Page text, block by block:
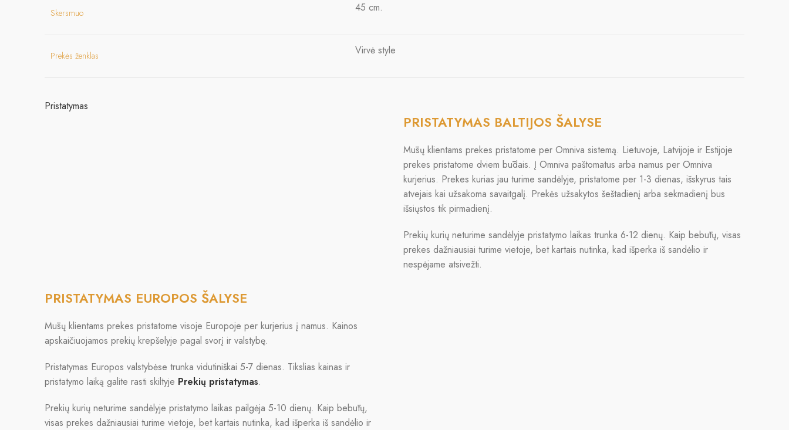
Skersmuo 45 cm.
Prekės ženklas Virvė style
Pristatymas
PRISTATYMAS BALTIJOS ŠALYSE
Mūsų klientams prekes pristatome per Omniva sistemą. Lietuvoje, Latvijoje ir Estijoje
prekes pristatome dviem būdais. Į Omniva paštomatus arba namus per Omniva
kurjerius. Prekes kurias jau turime sandėlyje, pristatome per 1-3 dienas, išskyrus tais
atvejais kai užsakoma savaitgalį. Prekės užsakytos šeštadienį arba sekmadienį bus
išsiųstos tik pirmadienį.
Prekių kurių neturime sandėlyje pristatymo laikas trunka 6-12 dienų. Kaip bebūtų, visas
prekes dažniausiai turime vietoje, bet kartais nutinka, kad išperka iš sandėlio ir
nespėjame atsivežti.
PRISTATYMAS EUROPOS ŠALYSE
Mūsų klientams prekes pristatome visoje Europoje per kurjerius į namus. Kainos
apskaičiuojamos prekių krepšelyje pagal svorį ir valstybę.
Pristatymas Europos valstybėse trunka vidutiniškai 5-7 dienas. Tikslias kainas ir
pristatymo laiką galite rasti skiltyje Prekių pristatymas.
Prekių kurių neturime sandėlyje pristatymo laikas pailgėja 5-10 dienų. Kaip bebūtų,
visas prekes dažniausiai turime vietoje, bet kartais nutinka, kad išperka iš sandėlio ir